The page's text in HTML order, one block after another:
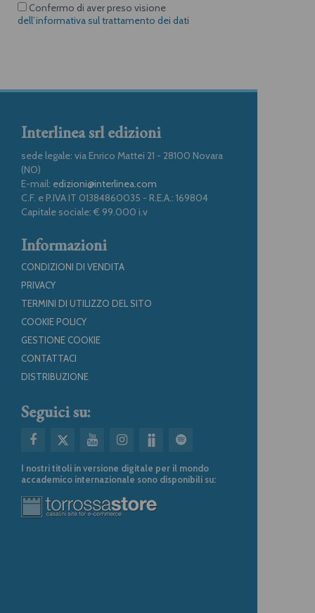
Confermo di aver preso visione
dell’informativa sul trattamento dei dati
Interlinea srl edizioni
sede legale: via Enrico Mattei 21 - 28100 Novara
(NO)
E-mail: edizioni@interlinea.com
C.F. e P.IVA IT 01384860035 - R.E.A.: 169804
Capitale sociale: € 99.000 i.v
Informazioni
CONDIZIONI DI VENDITA
PRIVACY
TERMINI DI UTILIZZO DEL SITO
COOKIE POLICY
GESTIONE COOKIE
CONTATTACI
DISTRIBUZIONE
Seguici su:
I nostri titoli in versione digitale per il mondo
accademico internazionale sono disponibili su: